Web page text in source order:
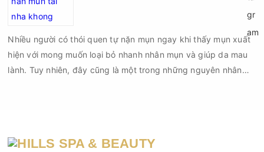
Nhiều người có thói quen tự nặn mụn ngay khi thấy mụn xuất
hiện với mong muốn loại bỏ nhanh nhân mụn và giúp da mau
lành. Tuy nhiên, đây cũng là một trong những nguyên nhân